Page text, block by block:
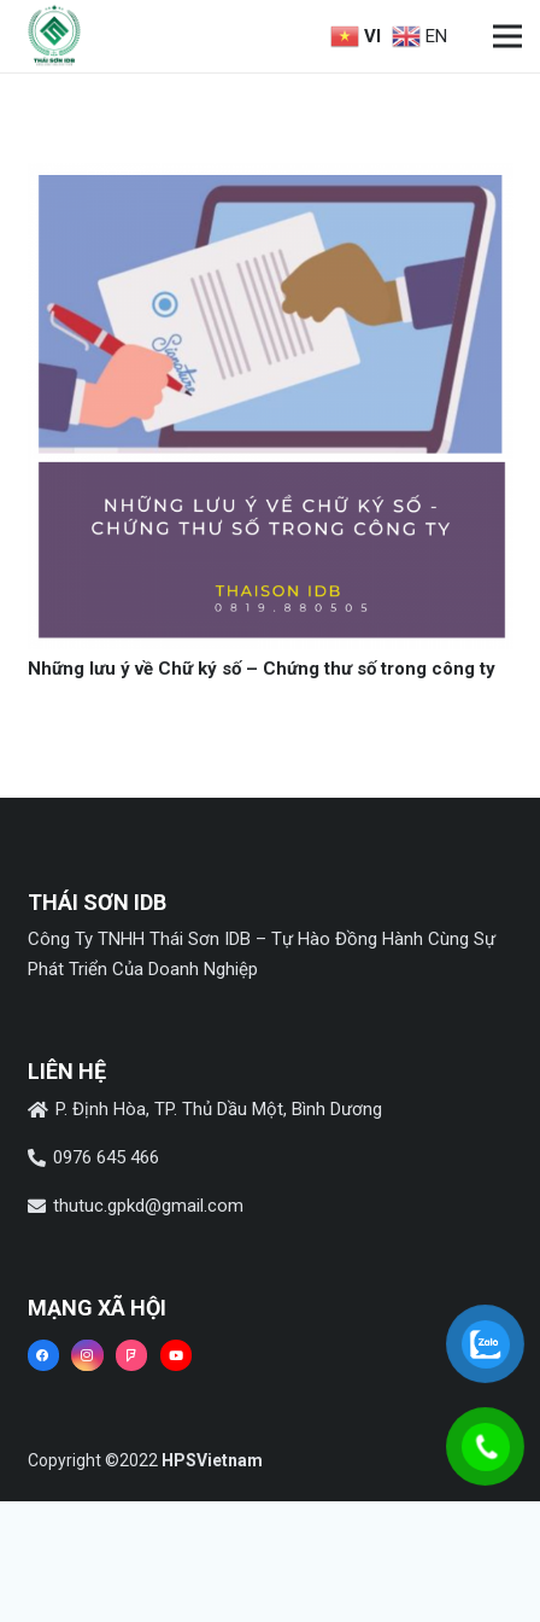
VI EN
Những lưu ý về Chữ ký số – Chứng thư số trong công ty
THÁI SƠN IDB
Công Ty TNHH Thái Sơn IDB – Tự Hào Đồng Hành Cùng Sự
Phát Triển Của Doanh Nghiệp
LIÊN HỆ
P. Định Hòa, TP. Thủ Dầu Một, Bình Dương
0976 645 466
thutuc.gpkd@gmail.com
MẠNG XÃ HỘI
Copyright ©2022 HPSVietnam